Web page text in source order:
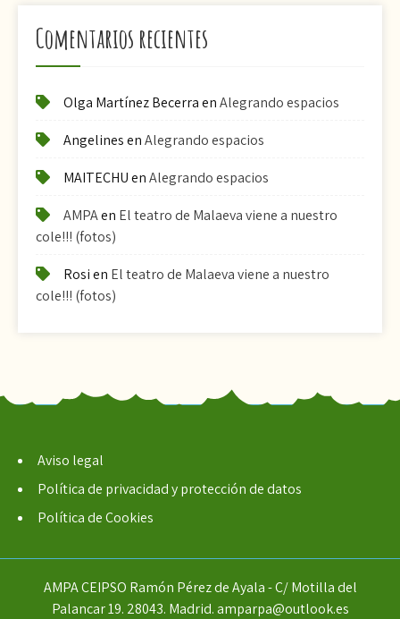
Comentarios recientes
Olga Martínez BecerraenAlegrando espacios
AngelinesenAlegrando espacios
MAITECHUenAlegrando espacios
AMPAen El teatro de Malaeva viene a nuestro
cole!!! (fotos)
Rosien El teatro de Malaeva viene a nuestro
cole!!! (fotos)
Aviso legal
Política de privacidad y protección de datos
Política de Cookies
AMPA CEIPSO Ramón Pérez de Ayala - C/ Motilla del
Palancar 19. 28043. Madrid. amparpa@outlook.es